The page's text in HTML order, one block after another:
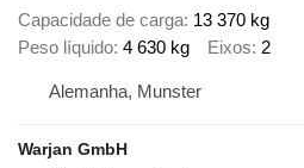
Capacidade de carga 13 370 kg
Peso líquido 4 630 kg Eixos 2
Alemanha, Munster
Warjan GmbH